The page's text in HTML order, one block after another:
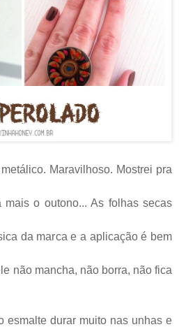
Maravilhoso. Mostrei pra
o outono... As folhas secas
da marca e a aplicação é bem
não mancha, não borra, não fica
esmalte durar muito nas unhas e